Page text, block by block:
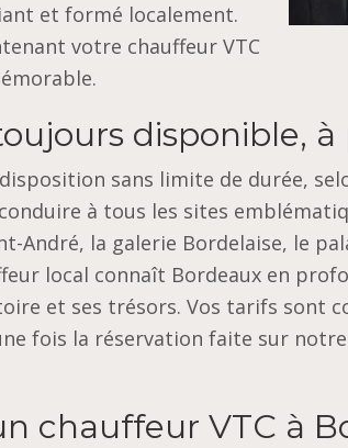
et formé localement.
votre chauffeur VTC
disponible, à
sans limite de durée,
à tous les sites
André, la galerie Bordelaise, le
local connaît Bordeaux en
et ses trésors. Vos tarifs sont
fois la réservation faite sur
chauffeur VTC à